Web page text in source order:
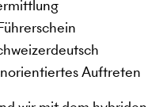
Auftreten